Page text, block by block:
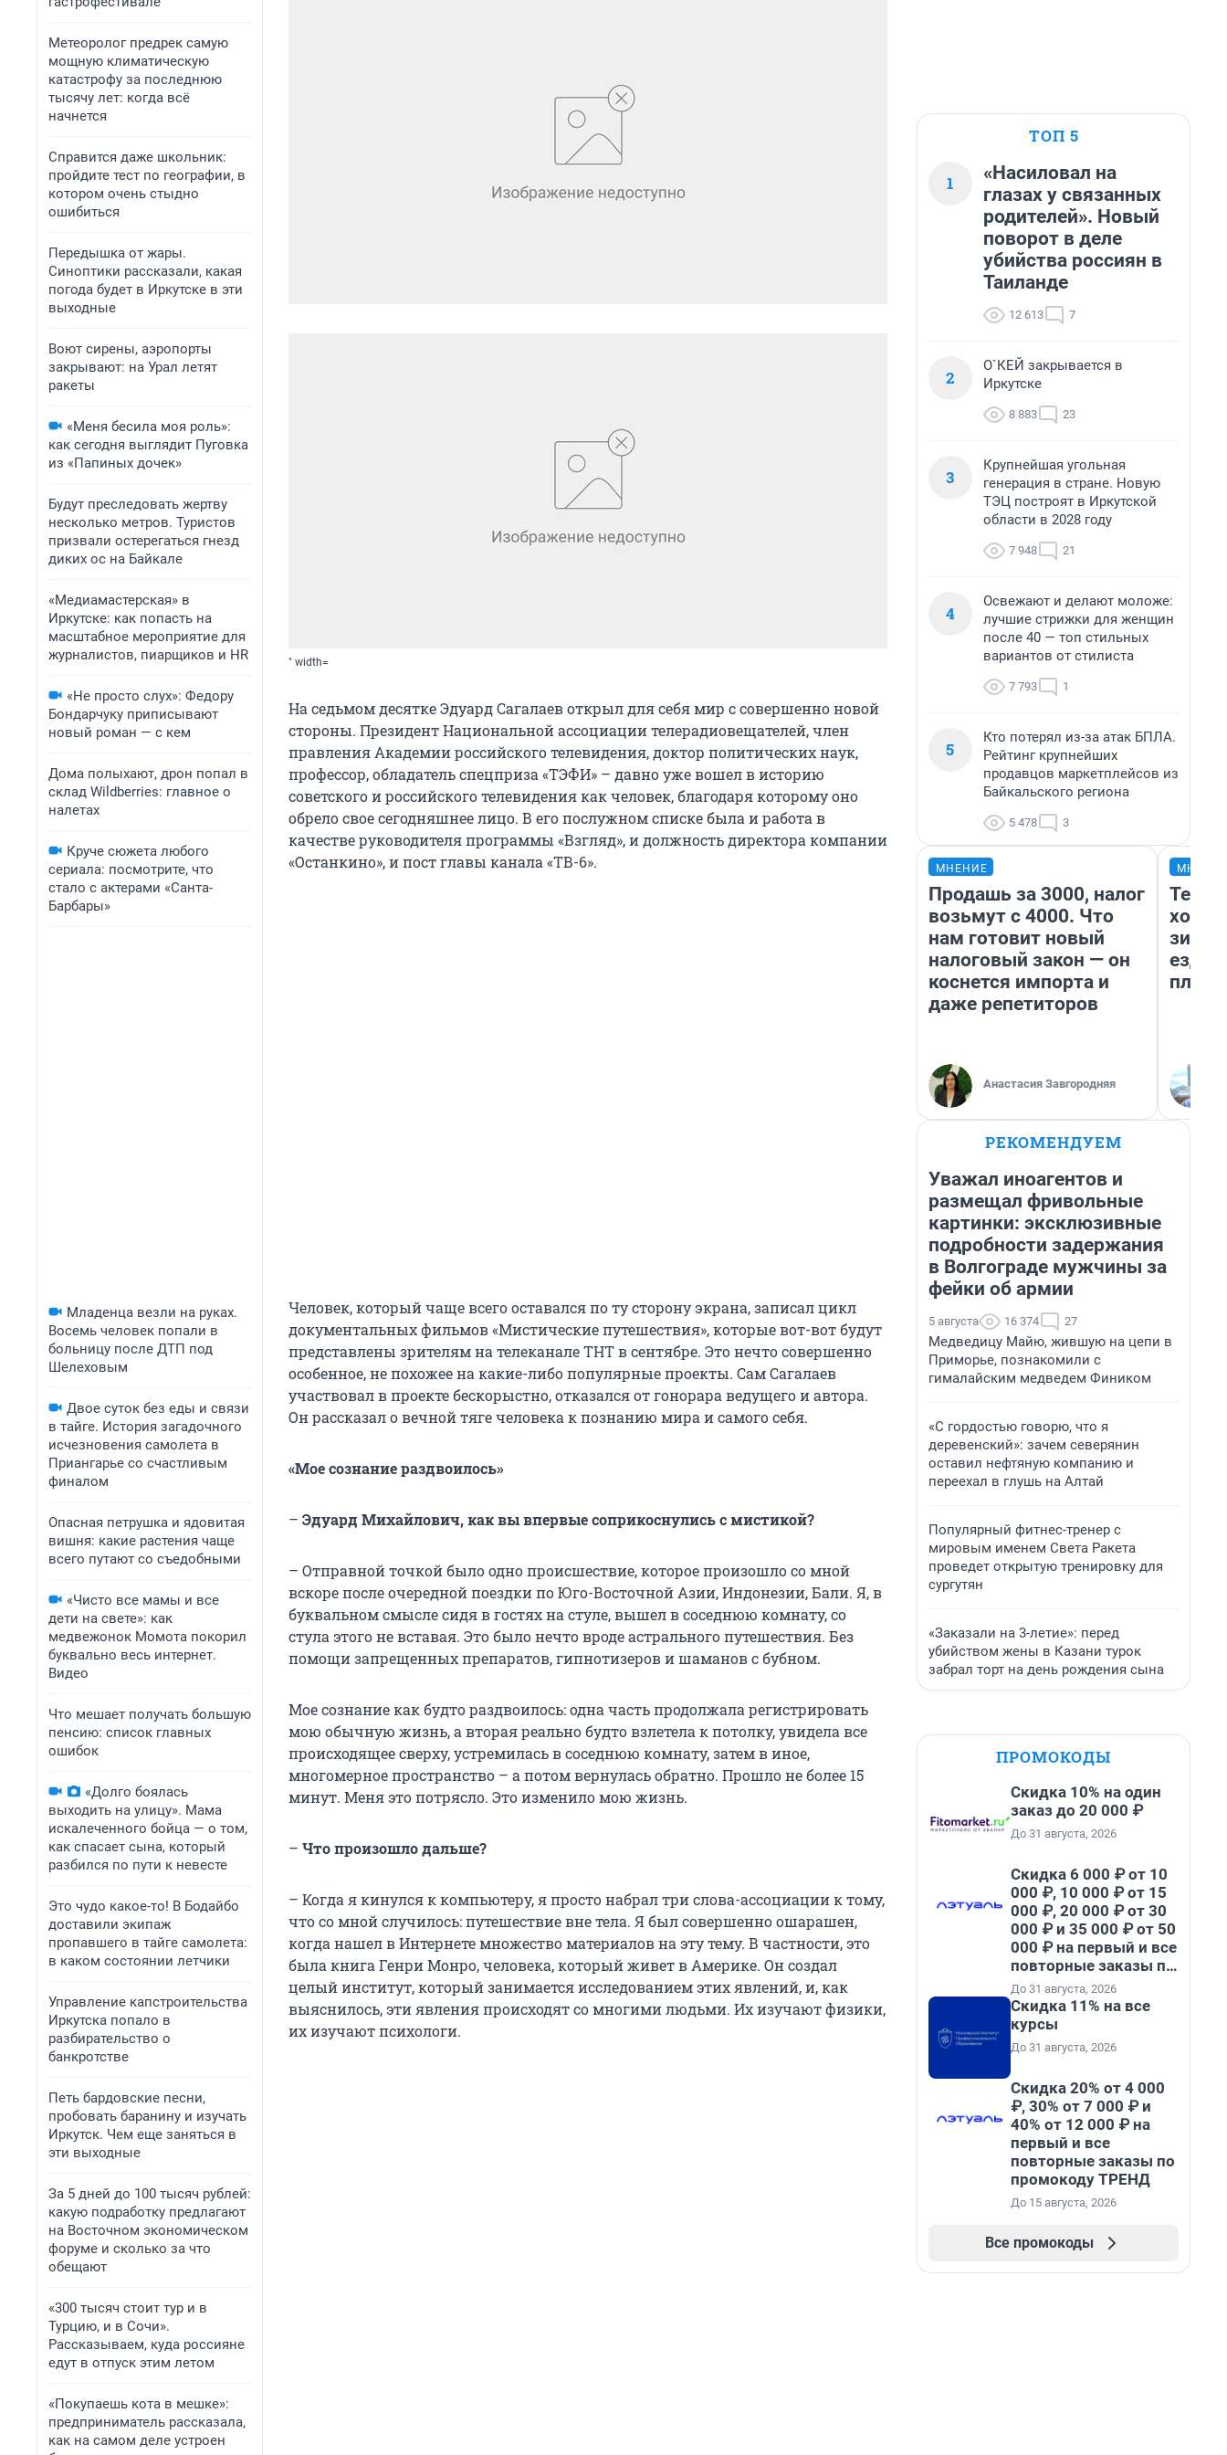
Метеоролог предрек самую
мощную климатическую
катастрофу за последнюю
тысячу лет: когда всё
начнется
Справится даже школьник:
пройдите тест по географии, в
котором очень стыдно
ошибиться
Передышка от жары.
Синоптики рассказали, какая
погода будет в Иркутске в эти
выходные
Воют сирены, аэропорты
закрывают: на Урал летят
ракеты
«Меня бесила моя роль»:
как сегодня выглядит Пуговка
из «Папиных дочек»
Будут преследовать жертву
несколько метров. Туристов
призвали остерегаться гнезд
диких ос на Байкале
«Медиамастерская» в
Иркутске: как попасть на
масштабное мероприятие для
журналистов, пиарщиков и HR
«Не просто слух»: Федору
Бондарчуку приписывают
новый роман — с кем
Дома полыхают, дрон попал в
склад Wildberries: главное о
налетах
Круче сюжета любого
сериала: посмотрите, что
стало с актерами «Санта-
Барбары»
Младенца везли на руках.
Восемь человек попали в
больницу после ДТП под
Шелеховым
Двое суток без еды и связи
в тайге. История загадочного
исчезновения самолета в
Приангарье со счастливым
финалом
Опасная петрушка и ядовитая
вишня: какие растения чаще
всего путают со съедобными
«Чисто все мамы и все
дети на свете»: как
медвежонок Момота покорил
буквально весь интернет.
Видео
Что мешает получать большую
пенсию: список главных
ошибок
«Долго боялась
выходить на улицу». Мама
искалеченного бойца — о том,
как спасает сына, который
разбился по пути к невесте
Это чудо какое-то! В Бодайбо
доставили экипаж
пропавшего в тайге самолета:
в каком состоянии летчики
Управление капстроительства
Иркутска попало в
разбирательство о
банкротстве
Петь бардовские песни,
пробовать баранину и изучать
Иркутск. Чем еще заняться в
эти выходные
За 5 дней до 100 тысяч рублей:
какую подработку предлагают
на Восточном экономическом
форуме и сколько за что
обещают
«300 тысяч стоит тур и в
Турцию, и в Сочи».
Рассказываем, куда россияне
едут в отпуск этим летом
«Покупаешь кота в мешке»:
предприниматель рассказала,
как на самом деле устроен
" width=
На седьмом десятке Эдуард Сагалаев открыл для себя мир с совершенно новой
стороны. Президент Национальной ассоциации телерадиовещателей, член
правления Академии российского телевидения, доктор политических наук,
профессор, обладатель спецприза «ТЭФИ» – давно уже вошел в историю
советского и российского телевидения как человек, благодаря которому оно
обрело свое сегодняшнее лицо. В его послужном списке была и работа в
качестве руководителя программы «Взгляд», и должность директора компании
«Останкино», и пост главы канала «ТВ-6».
Человек, который чаще всего оставался по ту сторону экрана, записал цикл
документальных фильмов «Мистические путешествия», которые вот-вот будут
представлены зрителям на телеканале ТНТ в сентябре. Это нечто совершенно
особенное, не похожее на какие-либо популярные проекты. Сам Сагалаев
участвовал в проекте бескорыстно, отказался от гонорара ведущего и автора.
Он рассказал о вечной тяге человека к познанию мира и самого себя.
«Мое сознание раздвоилось»
– Эдуард Михайлович, как вы впервые соприкоснулись с мистикой?
– Отправной точкой было одно происшествие, которое произошло со мной
вскоре после очередной поездки по Юго-Восточной Азии, Индонезии, Бали. Я, в
буквальном смысле сидя в гостях на стуле, вышел в соседнюю комнату, со
стула этого не вставая. Это было нечто вроде астрального путешествия. Без
помощи запрещенных препаратов, гипнотизеров и шаманов с бубном.
Мое сознание как будто раздвоилось: одна часть продолжала регистрировать
мою обычную жизнь, а вторая реально будто взлетела к потолку, увидела все
происходящее сверху, устремилась в соседнюю комнату, затем в иное,
многомерное пространство – а потом вернулась обратно. Прошло не более 15
минут. Меня это потрясло. Это изменило мою жизнь.
– Что произошло дальше?
– Когда я кинулся к компьютеру, я просто набрал три слова-ассоциации к тому,
что со мной случилось: путешествие вне тела. Я был совершенно ошарашен,
когда нашел в Интернете множество материалов на эту тему. В частности, это
была книга Генри Монро, человека, который живет в Америке. Он создал
целый институт, который занимается исследованием этих явлений, и, как
выяснилось, эти явления происходят со многими людьми. Их изучают физики,
их изучают психологи.
ТОП 5
1
«Насиловал на
глазах у связанных
родителей». Новый
поворот в деле
убийства россиян в
Таиланде
12 613 7
2
О`КЕЙ закрывается в
Иркутске
8 883 23
3
Крупнейшая угольная
генерация в стране. Новую
ТЭЦ построят в Иркутской
области в 2028 году
7 948 21
4
Освежают и делают моложе:
лучшие стрижки для женщин
после 40 — топ стильных
вариантов от стилиста
7 793 1
5
Кто потерял из-за атак БПЛА.
Рейтинг крупнейших
продавцов маркетплейсов из
Байкальского региона
5 478 3
МНЕНИЕ
Продашь за 3000, налог
возьмут с 4000. Что
нам готовит новый
налоговый закон — он
коснется импорта и
даже репетиторов
Анастасия Завгородняя
ездит
РЕКОМЕНДУЕМ
Уважал иноагентов и
размещал фривольные
картинки: эксклюзивные
подробности задержания
в Волгограде мужчины за
фейки об армии
5 августа 16 374 27
Медведицу Майю, жившую на цепи в
Приморье, познакомили с
гималайским медведем Фиником
«С гордостью говорю, что я
деревенский»: зачем северянин
оставил нефтяную компанию и
переехал в глушь на Алтай
Популярный фитнес-тренер с
мировым именем Света Ракета
проведет открытую тренировку для
сургутян
«Заказали на 3-летие»: перед
убийством жены в Казани турок
забрал торт на день рождения сына
ПРОМОКОДЫ
Скидка 10% на один
заказ до 20 000 ₽
До 31 августа, 2026
Скидка 6 000 ₽ от 10
000 ₽, 10 000 ₽ от 15
000 ₽, 20 000 ₽ от 30
000 ₽ и 35 000 ₽ от 50
000 ₽ на первый и все
повторные заказы по
промокоду НАБЕРИ
До 31 августа, 2026
Скидка 11% на все
курсы
До 31 августа, 2026
Скидка 20% от 4 000
₽, 30% от 7 000 ₽ и
40% от 12 000 ₽ на
первый и все
повторные заказы по
промокоду ТРЕНД
До 15 августа, 2026
Все промокоды